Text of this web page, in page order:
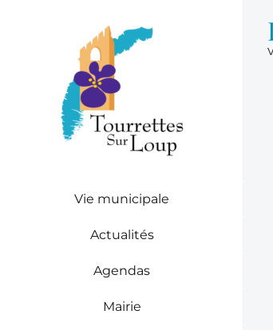
Vie municipale
Actualités
Agendas
Mairie